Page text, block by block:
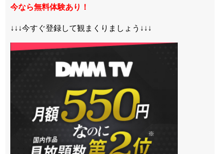
今なら無料体験あり！
↓↓↓今すぐ登録して観まくりましょう↓↓↓